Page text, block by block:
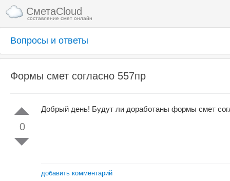
СметаCloud
составление смет онлайн
Вопросы и ответы
Формы смет согласно 557пр
0
Добрый день! Будут ли доработаны формы смет
добавить комментарий